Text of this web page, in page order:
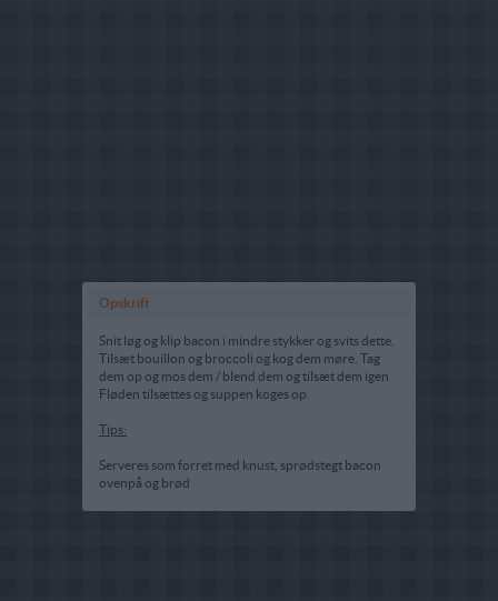
Opskrift
Snit løg og klip bacon i mindre stykker og svits dette.
Tilsæt bouillon og broccoli og kog dem møre. Tag
dem op og mos dem / blend dem og tilsæt dem igen
Fløden tilsættes og suppen koges op.
Tips:
Serveres som forret med knust, sprødstegt bacon
ovenpå og brød